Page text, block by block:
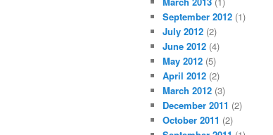
September 2012 (1)
July 2012 (2)
June 2012 (4)
May 2012 (5)
April 2012 (2)
March 2012 (3)
December 2011 (2)
October 2011 (2)